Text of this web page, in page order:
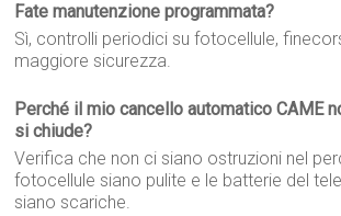
Fate manutenzione programmata?
Sì, controlli periodici su fotocellule,
maggiore sicurezza.
Perché il mio cancello automatico CAME
si chiude?
Verifica che non ci siano ostruzioni nel
fotocellule siano pulite e le batterie del
siano scariche.